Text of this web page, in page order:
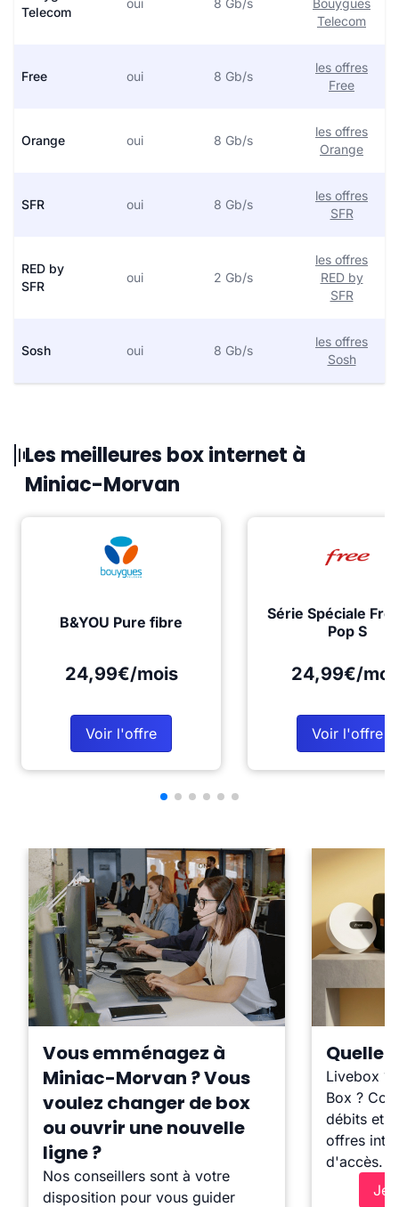
Telecom
oui 8 Gb/s
Bouygues
Telecom
Free oui 8 Gb/s
les offres
Free
Orange oui 8 Gb/s
les offres
Orange
SFR oui 8 Gb/s
les offres
SFR
RED by
SFR
oui 2 Gb/s
les offres
RED by
SFR
Sosh oui 8 Gb/s
les offres
Sosh
Les meilleures box internet à
Miniac-Morvan
B&YOU Pure fibre
24,99€/mois
Voir l'offre
Série Spéciale
Pop S
24,99€/
Voir l'offre
Vous emménagez à
Miniac-Morvan ? Vous
voulez changer de box
ou ouvrir une nouvelle
ligne ?
Nos conseillers sont à votre
disposition pour vous guider
Quelle
Livebox ?
Box ?
débits et
offres
d'accès.
Je